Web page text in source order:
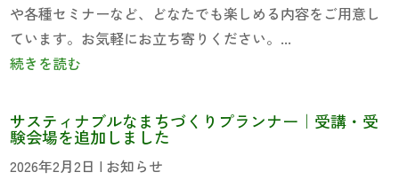
や各種セミナーなど、どなたでも楽しめる内容をご用意し
ています。お気軽にお立ち寄りください。...
続きを読む
サスティナブルなまちづくりプランナー｜受講・受
験会場を追加しました
2026年2月2日 | お知らせ